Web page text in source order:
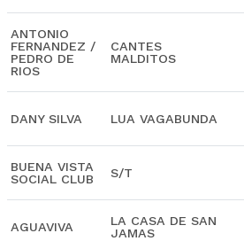
ANTONIO
FERNANDEZ /
PEDRO DE
RIOS
CANTES
MALDITOS
DANY SILVA LUA VAGABUNDA
BUENA VISTA
SOCIAL CLUB
S/T
AGUAVIVA
LA CASA DE SAN
JAMAS